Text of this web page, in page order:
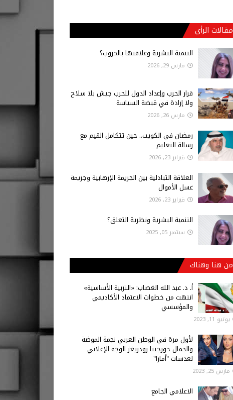
مقالات الرأي
التنمية البشرية وعلاقتها بالحروب؟
مارس 29, 2026
قرار الحرب وإعداد الدول للحرب جيش بلا سلاح
ولا إرادة في قبضة السياسة
مارس 26, 2026
رمضان في الكويت.. حين تتكامل القيم مع
رسالة التعليم
فبراير 23, 2026
العلاقة التبادلية بين الجريمة الإرهابية وجريمة
غسل الأموال
فبراير 23, 2026
التنمية البشرية ونظرية التعلق؟
سبتمبر 05, 2025
من هنا وهناك
أ‌. د. عبد الله الغصاب: «التربية الأساسية»
انتهت من خطوات الاعتماد الأكاديمي
والمؤسسي
يونيو 11, 2023
لأول مرة في الوطن العربي نجمة الموضة
والجمال جورجينا رودريغز الوجه الإعلاني
لعدسات "أمارا"
مارس 25, 2023
الاعلامي الجامع